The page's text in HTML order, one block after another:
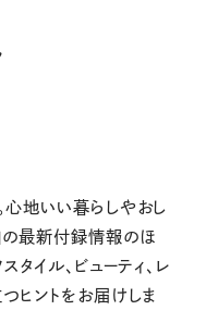
心地いい暮らしやおし
の最新付録情報のほ
タイル、ビューティ、レ
ヒントをお届けしま